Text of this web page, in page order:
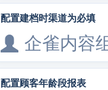
配置建档时渠道为必填
企雀内容
配置顾客年龄段报表